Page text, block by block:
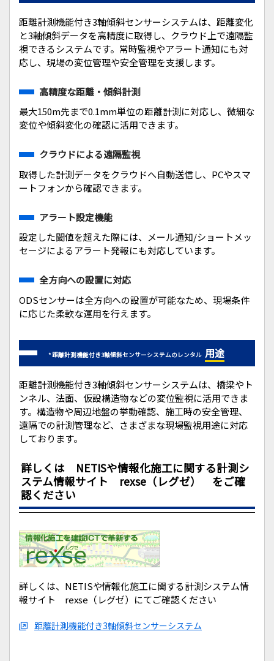
距離計測機能付き3軸傾斜センサーシステムは、距離変化
と3軸傾斜データを高精度に取得し、クラウド上で遠隔監
視できるシステムです。常時監視やアラート通知にも対
応し、現場の変位管理や安全管理を支援します。
高精度な距離・傾斜計測
最大150m先まで0.1mm単位の距離計測に対応し、微細な
変位や傾斜変化の確認に活用できます。
クラウドによる遠隔監視
取得した計測データをクラウドへ自動送信し、PCやスマ
ートフォンから確認できます。
アラート設定機能
設定した閾値を超えた際には、メール通知/ショートメッ
セージによるアラート発報にも対応しています。
全方向への設置に対応
ODSセンサーは全方向への設置が可能なため、現場条件
に応じた柔軟な運用を行えます。
* 距離計測機能付き3軸傾斜センサーシステムのレンタル 用途
距離計測機能付き3軸傾斜センサーシステムは、橋梁やト
ンネル、法面、仮設構造物などの変位監視に活用できま
す。構造物や周辺地盤の挙動確認、施工時の安全管理、
遠隔での計測管理など、さまざまな現場監視用途に対応
しております。
詳しくは NETISや情報化施工に関する計測シ
ステム情報サイト rexse（レグゼ） をご確
認ください
詳しくは、NETISや情報化施工に関する計測システム情
報サイト rexse（レグゼ）にてご確認ください
距離計測機能付き3軸傾斜センサーシステム